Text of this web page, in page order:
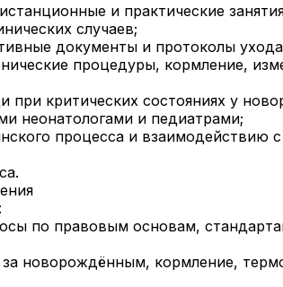
и практические
случаев;
документы и протоколы
процедуры, кормление,
критических состояниях у
неонатологами и педиатрами;
процесса и взаимодействию
по правовым основам,
новорождённым, кормление,